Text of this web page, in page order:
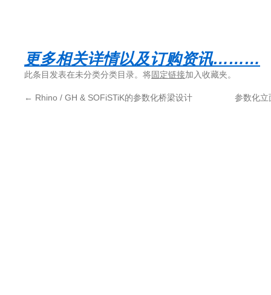
更多相关详情以及订购资讯………
此条目发表在未分类分类目录。将固定链接加入收藏夹。
← Rhino / GH & SOFiSTiK的参数化桥梁设计 参数化